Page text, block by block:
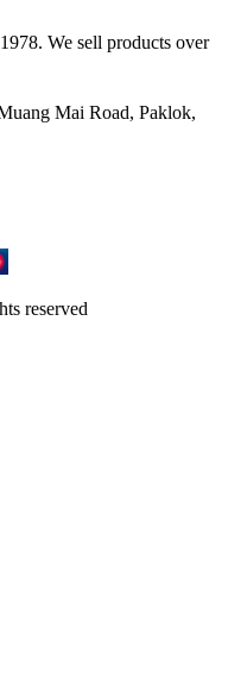
We sell products over
Mai Road, Paklok,
reserved